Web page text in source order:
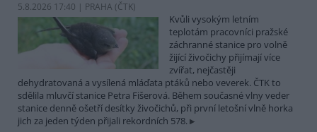
5.8.2026 17:40 | PRAHA (ČTK)
Kvůli vysokým letním
teplotám pracovníci pražské
záchranné stanice pro volně
žijící živočichy přijímají více
zvířat, nejčastěji
dehydratovaná a vysílená mláďata ptáků nebo veverek. ČTK to
sdělila mluvčí stanice Petra Fišerová. Během současné vlny veder
stanice denně ošetří desítky živočichů, při první letošní vlně horka
jich za jeden týden přijali rekordních 578.